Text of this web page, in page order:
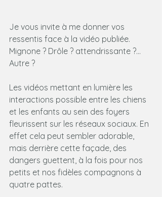
Je vous invite à me donner vos
ressentis face à la vidéo publiée.
Mignone ? Drôle ? attendrissante ?...
Autre ?
Les vidéos mettant en lumière les
interactions possible entre les chiens
et les enfants au sein des foyers
fleurissent sur les réseaux sociaux. En
effet cela peut sembler adorable,
mais derrière cette façade, des
dangers guettent, à la fois pour nos
petits et nos fidèles compagnons à
quatre pattes.